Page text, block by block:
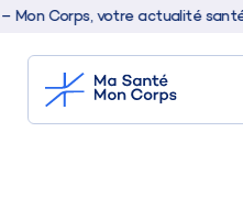
Corps, votre actualité santé